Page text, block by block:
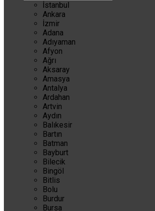
İstanbul
Ankara
İzmir
Adana
Adıyaman
Afyon
Ağrı
Aksaray
Amasya
Antalya
Ardahan
Artvin
Aydın
Balıkesir
Bartın
Batman
Bayburt
Bilecik
Bingöl
Bitlis
Bolu
Burdur
Bursa